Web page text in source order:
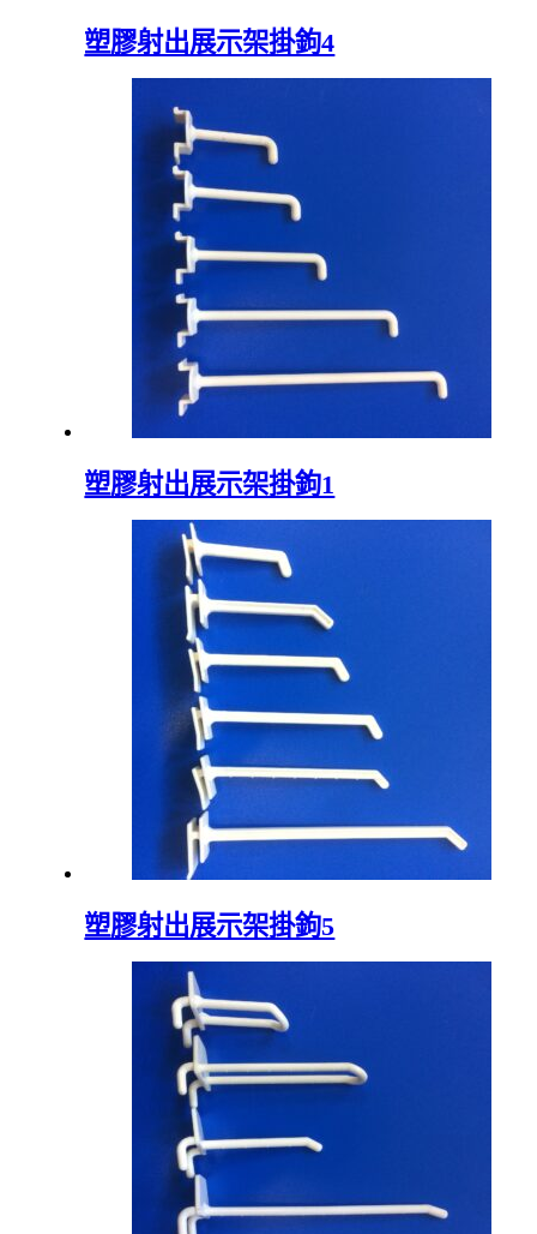
塑膠射出展示架掛鉤4
塑膠射出展示架掛鉤1
塑膠射出展示架掛鉤5